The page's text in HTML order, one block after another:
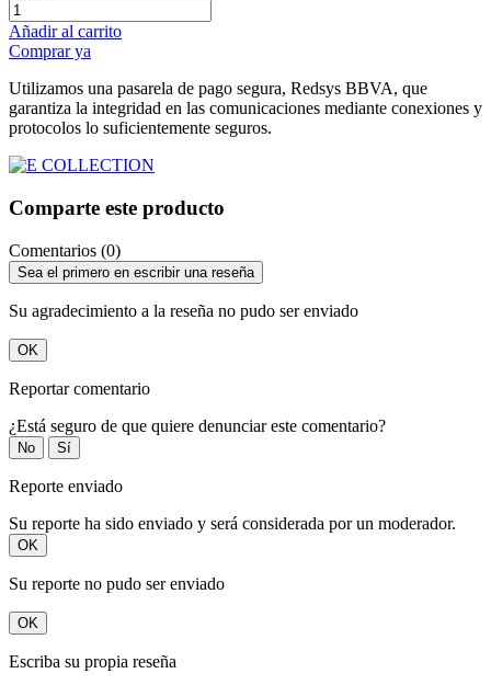
Añadir al carrito
Comprar ya
Utilizamos una pasarela de pago segura, Redsys BBVA, que
garantiza la integridad en las comunicaciones mediante conexiones y
protocolos lo suficientemente seguros.
Comparte este producto
Comentarios (0)
Sea el primero en escribir una reseña
Su agradecimiento a la reseña no pudo ser enviado
OK
Reportar comentario
¿Está seguro de que quiere denunciar este comentario?
No Sí
Reporte enviado
Su reporte ha sido enviado y será considerada por un moderador.
OK
Su reporte no pudo ser enviado
OK
Escriba su propia reseña